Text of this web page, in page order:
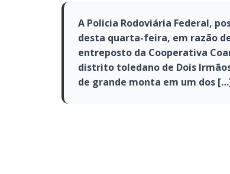
A Policia Rodoviária Federal,
desta quarta-feira, em razão
entreposto da Cooperativa
distrito toledano de Dois
de grande monta em um dos